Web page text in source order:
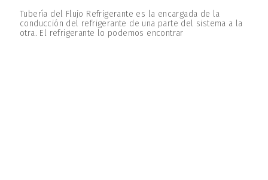
Tubería del Flujo Refrigerante es la encargada de la
conducción del refrigerante de una parte del sistema a la
otra. El refrigerante lo podemos encontrar